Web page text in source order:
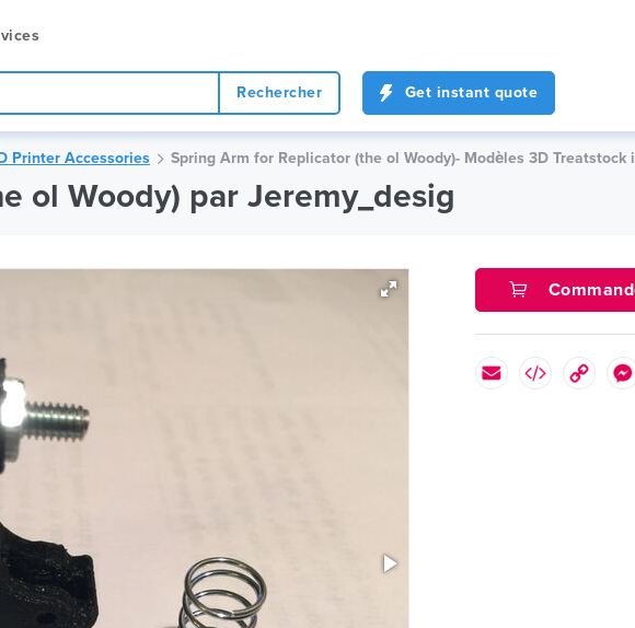
Rechercher Get instant quote
Printer Accessories Spring Arm for Replicator (the ol Woody)- Modèles 3D Treatstock
ol Woody) par Jeremy_desig